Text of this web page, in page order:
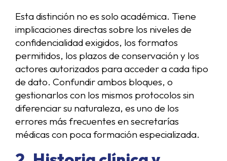
Esta distinción no es solo académica. Tiene
implicaciones directas sobre los niveles de
confidencialidad exigidos, los formatos
permitidos, los plazos de conservación y los
actores autorizados para acceder a cada tipo
de dato. Confundir ambos bloques, o
gestionarlos con los mismos protocolos sin
diferenciar su naturaleza, es uno de los
errores más frecuentes en secretarías
médicas con poca formación especializada.